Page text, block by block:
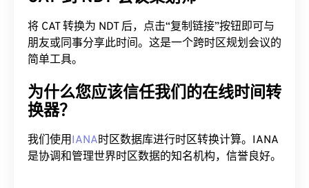
将 CAT 转换为 NDT 后，点击“复制链接”按钮即可与
朋友或同事分享此时间。这是一个跨时区规划会议的
简单工具。
为什么您应该信任我们的在线时间转
换器？
我们使用IANA时区数据库进行时区转换计算。IANA
是协调和管理世界时区数据的知名机构，信誉良好。